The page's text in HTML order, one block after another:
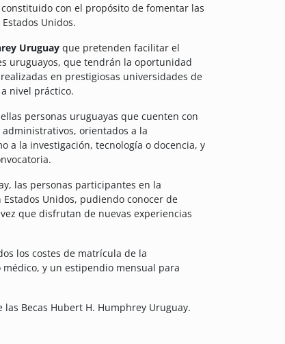
con el propósito de fomentar las
Unidos.
Uruguay que pretenden facilitar el
uruguayos, que tendrán la oportunidad
en prestigiosas universidades de
nivel práctico.
personas uruguayas que cuenten con
orientados a la
a la investigación, tecnología o docencia, y
las personas participantes en la
Unidos, pudiendo conocer de
que disfrutan de nuevas experiencias
los costes de matrícula de la
y un estipendio mensual para
Becas Hubert H. Humphrey Uruguay.